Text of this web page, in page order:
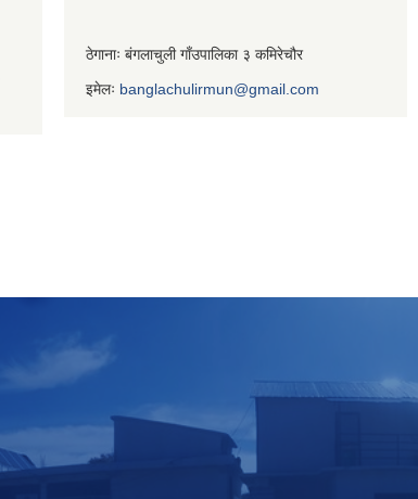
ठेगानाः बंगलाचुली गाँउपालिका ३ कमिरेचौर
इमेलः banglachulirmun@gmail.com